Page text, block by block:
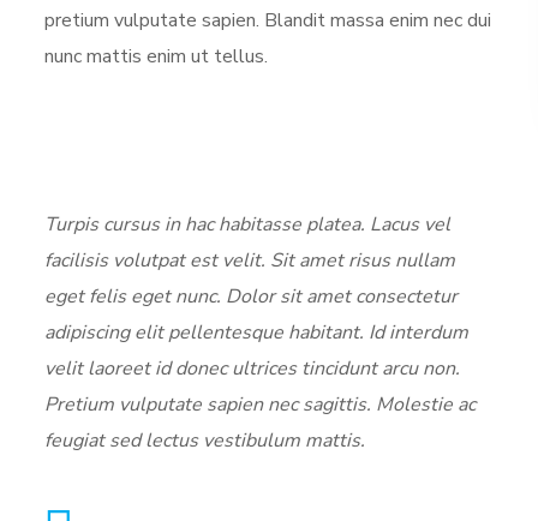
pretium vulputate sapien. Blandit massa enim nec dui
nunc mattis enim ut tellus.
Turpis cursus in hac habitasse platea. Lacus vel
facilisis volutpat est velit. Sit amet risus nullam
eget felis eget nunc. Dolor sit amet consectetur
adipiscing elit pellentesque habitant. Id interdum
velit laoreet id donec ultrices tincidunt arcu non.
Pretium vulputate sapien nec sagittis. Molestie ac
feugiat sed lectus vestibulum mattis.